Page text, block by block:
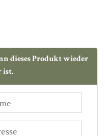
dieses Produkt wieder
ist.